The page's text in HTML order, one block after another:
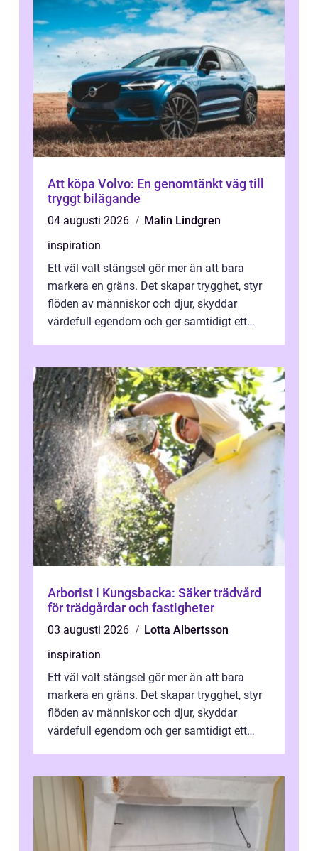
Att köpa Volvo: En genomtänkt väg till
tryggt bilägande
04 augusti 2026
Malin Lindgren
inspiration
Ett väl valt stängsel gör mer än att bara
markera en gräns. Det skapar trygghet, styr
flöden av människor och djur, skyddar
värdefull egendom och ger samtidigt ett
Arborist i Kungsbacka: Säker trädvård
för trädgårdar och fastigheter
03 augusti 2026
Lotta Albertsson
inspiration
Ett väl valt stängsel gör mer än att bara
markera en gräns. Det skapar trygghet, styr
flöden av människor och djur, skyddar
värdefull egendom och ger samtidigt ett